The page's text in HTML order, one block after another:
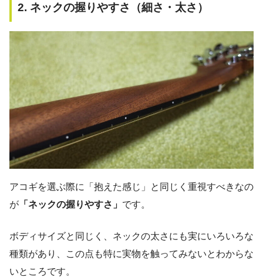
2. ネックの握りやすさ（細さ・太さ）
アコギを選ぶ際に「抱えた感じ」と同じく重視すべきなの
が 「ネックの握りやすさ」 です。
ボディサイズと同じく、ネックの太さにも実にいろいろな
種類があり、この点も特に実物を触ってみないとわからな
いところです。